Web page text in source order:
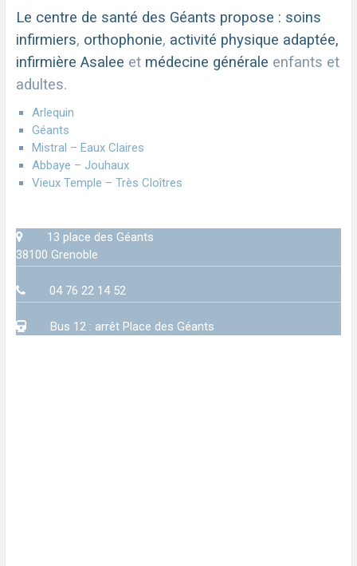
Le centre de santé des Géants propose : soins
infirmiers, orthophonie, activité physique adaptée,
infirmière Asalee et médecine générale enfants et
adultes.
Arlequin
Géants
Mistral – Eaux Claires
Abbaye – Jouhaux
Vieux Temple – Très Cloîtres
13 place des Géants
38100 Grenoble
04 76 22 14 52
Bus 12 : arrêt Place des Géants